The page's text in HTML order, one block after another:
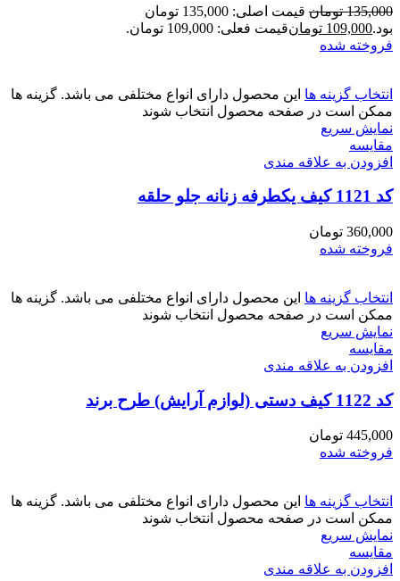
135,000 تومان
قیمت اصلی: 135,000 تومان
بود.109,000 تومانقیمت فعلی: 109,000 تومان.
فروخته شده
انتخاب گزینه ها این محصول دارای انواع مختلفی می باشد. گزینه ها
ممکن است در صفحه محصول انتخاب شوند
نمایش سریع
مقايسه
افزودن به علاقه مندی
کد 1121 کیف یکطرفه زنانه جلو حلقه
360,000 تومان
فروخته شده
انتخاب گزینه ها این محصول دارای انواع مختلفی می باشد. گزینه ها
ممکن است در صفحه محصول انتخاب شوند
نمایش سریع
مقايسه
افزودن به علاقه مندی
کد 1122 کیف دستی (لوازم آرایش) طرح برند
445,000 تومان
فروخته شده
انتخاب گزینه ها این محصول دارای انواع مختلفی می باشد. گزینه ها
ممکن است در صفحه محصول انتخاب شوند
نمایش سریع
مقايسه
افزودن به علاقه مندی